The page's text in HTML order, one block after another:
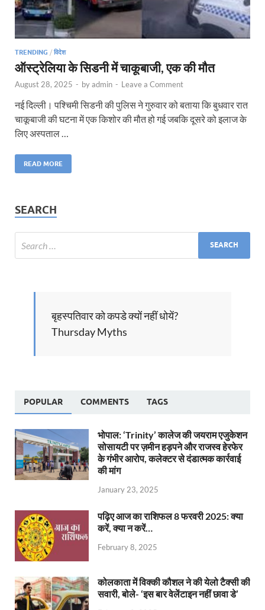
TRENDING / विदेश
ऑस्ट्रेलिया के सिडनी में चाकूबाजी, एक की मौत
August 28, 2025 - byadmin - Leave a Comment
नई दिल्ली। पश्चिमी सिडनी की पुलिस ने गुरुवार को बताया कि बुधवार रात
चाकूबाजी की घटना में एक किशोर की मौत हो गई जबकि दूसरे को इलाज के
लिए अस्पताल …
READ MORE
SEARCH
बृहस्पतिवार को कपडे क्यों नहीं धोयें?
Thursday Myths
POPULAR COMMENTS TAGS
भोपाल: ‘Trinity’ कालेज की जयराम एजुकेशन
सोसायटी पर ज़मीन हड़पने और राजस्व हेरफेर
के गंभीर आरोप, कलेक्टर से दंडात्मक कार्रवाई
की मांग
January 23, 2025
पढ़िए आज का राशिफल 8 फरवरी 2025: क्या
करें, क्या न करें…
February 8, 2025
कोलकाता में विक्की कौशल ने की येलो टैक्सी की
सवारी, बोले- ‘इस बार वेलेंटाइन नहीं छावा डे’